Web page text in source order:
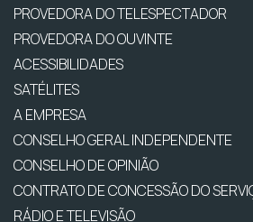
PROVEDORA DO TELESPECTADOR
PROVEDORA DO OUVINTE
ACESSIBILIDADES
SATÉLITES
A EMPRESA
CONSELHO GERAL INDEPENDENTE
CONSELHO DE OPINIÃO
CONTRATO DE CONCESSÃO DO
RÁDIO E TELEVISÃO